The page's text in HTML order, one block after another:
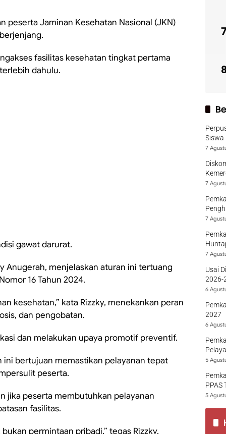
peserta Jaminan Kesehatan Nasional (JKN)
fasilitas kesehatan tingkat pertama
dahulu.
gawat darurat.
Anugerah, menjelaskan aturan ini tertuang
16 Tahun 2024.
kesehatan,” kata Rizzky, menekankan peran
dan pengobatan.
dan melakukan upaya promotif preventif.
ini bertujuan memastikan pelayanan tepat
peserta.
jika peserta membutuhkan pelayanan
fasilitas.
permintaan pribadi,” tegas Rizzky.
7
8
Siswa
7
7
7
7
Usai
2026-
6
2027
6
5
PPAS
5